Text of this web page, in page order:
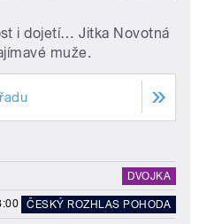
i dojetí… Jitka Novotná
muže.
DVOJKA
ČESKÝ ROZHLAS POHODA